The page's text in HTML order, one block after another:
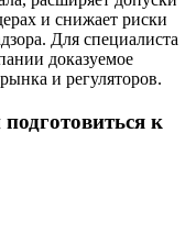
и снижает риски
Для специалиста
доказуемое
и регуляторов.
к